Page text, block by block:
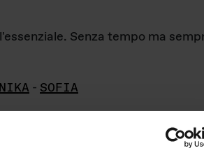
Senza tempo ma
- SOFIA